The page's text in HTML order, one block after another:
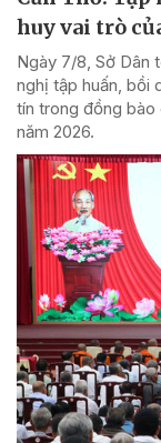
huy vai trò
Ngày 7/8, Sở Dân
nghị tập huấn, bồi
tín trong đồng bào
năm 2026.